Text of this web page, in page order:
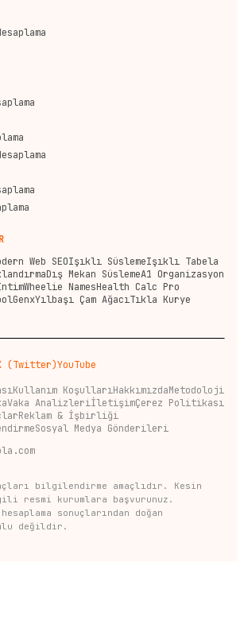
Web SEOIşıklı SüslemeIşıklı Tabela
Dış Mekan SüslemeA1 Organizasyon
Wheelie NamesHealth Calc Pro
Yılbaşı Çam AğacıTıkla Kurye
(Twitter)YouTube
Kullanım KoşullarıHakkımızdaMetodoloji
Vaka AnalizleriİletişimÇerez Politikası
Reklam & İşbirliği
Sosyal Medya Gönderileri
bilgilendirme amaçlıdır. Kesin
resmi kurumlara başvurunuz.
sonuçlarından doğan
değildir.